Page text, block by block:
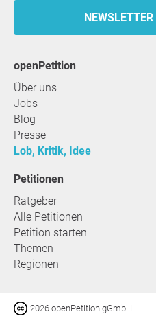
openPetition
Über uns
Jobs
Blog
Presse
Lob, Kritik, Idee
Petitionen
Ratgeber
Alle Petitionen
Petition starten
Themen
Regionen
2026 openPetition gGmbH